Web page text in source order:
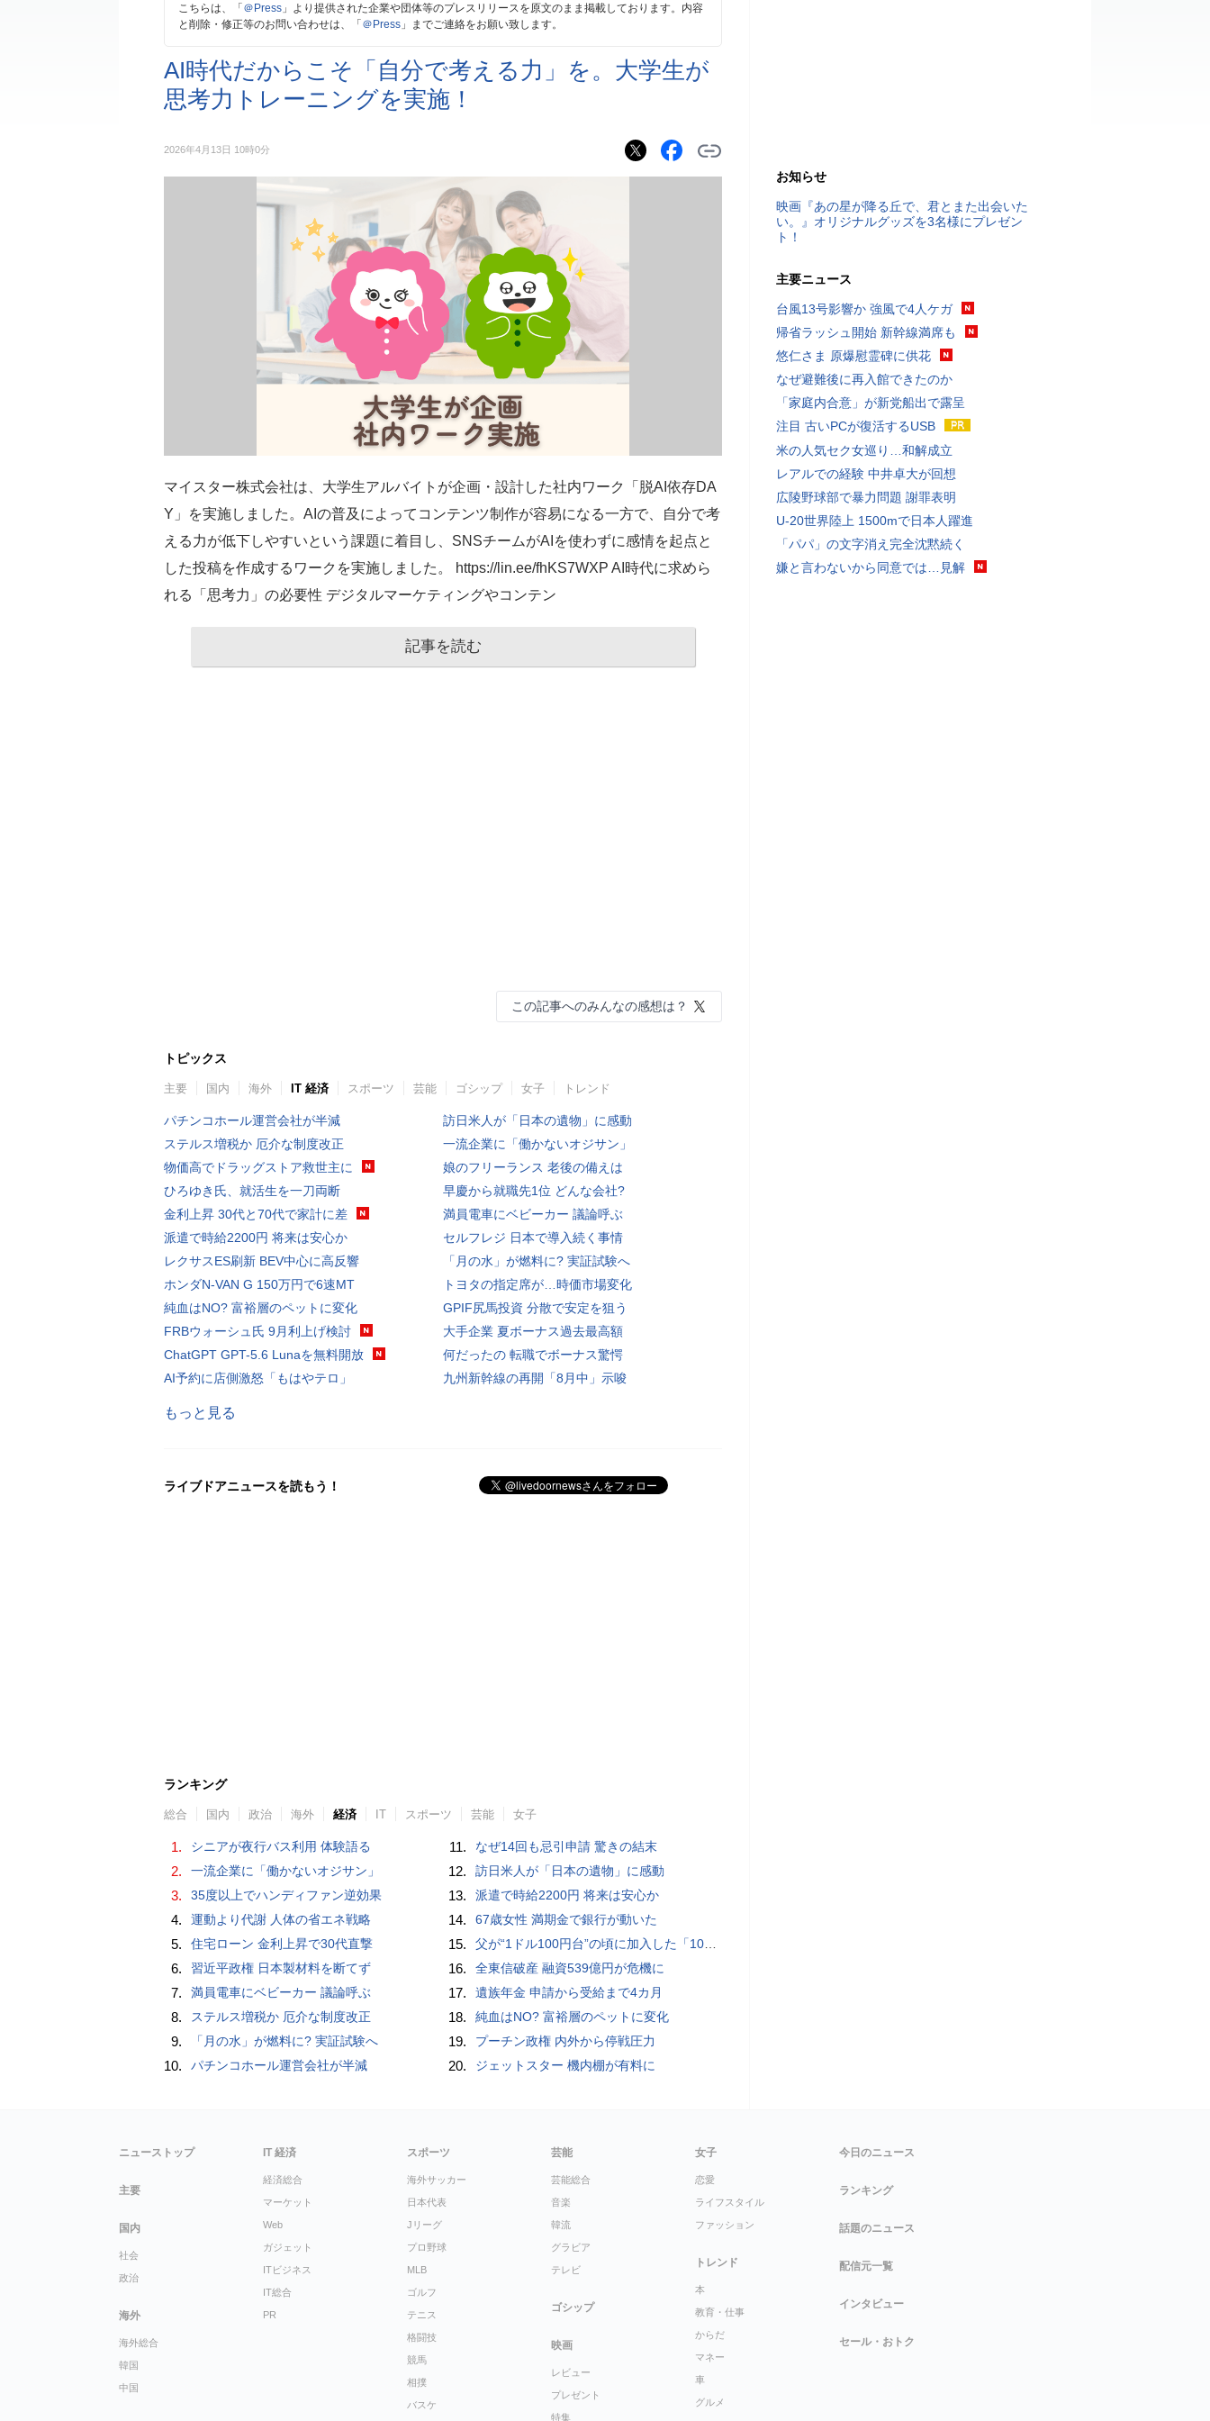
こちらは、「＠Press 」より提供された企業や団体等のプレスリリースを原文のまま掲載しております。内容
と削除・修正等のお問い合わせは、「＠Press 」までご連絡をお願い致します。
AI時代だからこそ「自分で考える力」を。大学生が
思考力トレーニングを実施！
2026年4月13日 10時0分
マイスター株式会社は、大学生アルバイトが企画・設計した社内ワーク「脱AI依存DA
Y」を実施しました。AIの普及によってコンテンツ制作が容易になる一方で、自分で考
える力が低下しやすいという課題に着目し、SNSチームがAIを使わずに感情を起点と
した投稿を作成するワークを実施しました。 https://lin.ee/fhKS7WXP AI時代に求めら
れる「思考力」の必要性 デジタルマーケティングやコンテン
記事を読む
この記事へのみんなの感想は？
トピックス
主要 国内 海外 IT 経済 スポーツ 芸能 ゴシップ 女子 トレンド
パチンコホール運営会社が半減
ステルス増税か 厄介な制度改正
物価高でドラッグストア救世主に
ひろゆき氏、就活生を一刀両断
金利上昇 30代と70代で家計に差
派遣で時給2200円 将来は安心か
レクサスES刷新 BEV中心に高反響
ホンダN-VAN G 150万円で6速MT
純血はNO? 富裕層のペットに変化
FRBウォーシュ氏 9月利上げ検討
ChatGPT GPT-5.6 Lunaを無料開放
AI予約に店側激怒「もはやテロ」
訪日米人が「日本の遺物」に感動
一流企業に「働かないオジサン」
娘のフリーランス 老後の備えは
早慶から就職先1位 どんな会社?
満員電車にベビーカー 議論呼ぶ
セルフレジ 日本で導入続く事情
「月の水」が燃料に? 実証試験へ
トヨタの指定席が…時価市場変化
GPIF尻馬投資 分散で安定を狙う
大手企業 夏ボーナス過去最高額
何だったの 転職でボーナス驚愕
九州新幹線の再開「8月中」示唆
もっと見る
ライブドアニュースを読もう！
ランキング
総合 国内 政治 海外 経済 IT スポーツ 芸能 女子
1. シニアが夜行バス利用 体験語る
2. 一流企業に「働かないオジサン」
3. 35度以上でハンディファン逆効果
4. 運動より代謝 人体の省エネ戦略
5. 住宅ローン 金利上昇で30代直撃
6. 習近平政権 日本製材料を断てず
7. 満員電車にベビーカー 議論呼ぶ
8. ステルス増税か 厄介な制度改正
9. 「月の水」が燃料に? 実証試験へ
10. パチンコホール運営会社が半減
11. なぜ14回も忌引申請 驚きの結末
12. 訪日米人が「日本の遺物」に感動
13. 派遣で時給2200円 将来は安心か
14. 67歳女性 満期金で銀行が動いた
15. 父が“1ドル100円台”の頃に加入した「1000万円の外貨建て保険」が、円安で「評価額1610万円」に…“相続税額”はいくら増えますか？ 死後も税金が動くケースとは
16. 全東信破産 融資539億円が危機に
17. 遺族年金 申請から受給まで4カ月
18. 純血はNO? 富裕層のペットに変化
19. プーチン政権 内外から停戦圧力
20. ジェットスター 機内棚が有料に
お知らせ
映画『あの星が降る丘で、君とまた出会いた
い。』オリジナルグッズを3名様にプレゼン
ト！
主要ニュース
台風13号影響か 強風で4人ケガ
帰省ラッシュ開始 新幹線満席も
悠仁さま 原爆慰霊碑に供花
なぜ避難後に再入館できたのか
「家庭内合意」が新党船出で露呈
注目 古いPCが復活するUSB
米の人気セク女巡り…和解成立
レアルでの経験 中井卓大が回想
広陵野球部で暴力問題 謝罪表明
U-20世界陸上 1500mで日本人躍進
「パパ」の文字消え完全沈黙続く
嫌と言わないから同意では…見解
ニューストップ
主要
国内
社会
政治
海外
海外総合
韓国
中国
IT 経済
経済総合
マーケット
Web
ガジェット
ITビジネス
IT総合
PR
スポーツ
海外サッカー
日本代表
Jリーグ
プロ野球
MLB
ゴルフ
テニス
格闘技
競馬
相撲
バスケ
芸能
芸能総合
音楽
韓流
グラビア
テレビ
ゴシップ
映画
レビュー
プレゼント
特集
女子
恋愛
ライフスタイル
ファッション
トレンド
本
教育・仕事
からだ
マネー
車
グルメ
今日のニュース
ランキング
話題のニュース
配信元一覧
インタビュー
セール・おトク